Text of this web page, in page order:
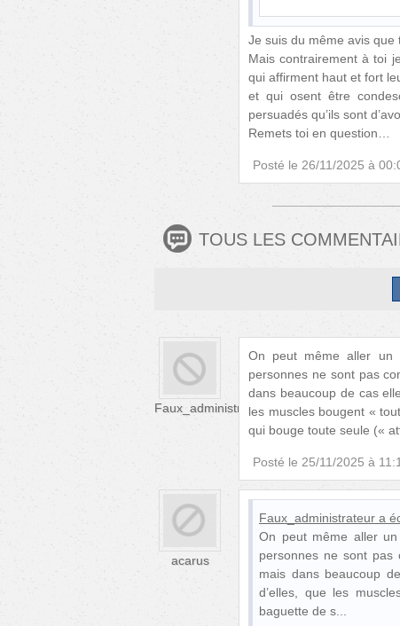
Je suis du même avis que
Mais contrairement à toi
qui affirment haut et fort
et qui osent être
persuadés qu’ils sont
Remets toi en question…
Posté le 26/11/2025 à
TOUS LES
Faux_administrateur
On peut même aller un
personnes ne sont pas
dans beaucoup de cas
les muscles bougent «
qui bouge toute seule («
Posté le 25/11/2025 à
acarus
Faux_administrateur a
On peut même aller
personnes ne sont pas
mais dans beaucoup
d’elles, que les
baguette de s